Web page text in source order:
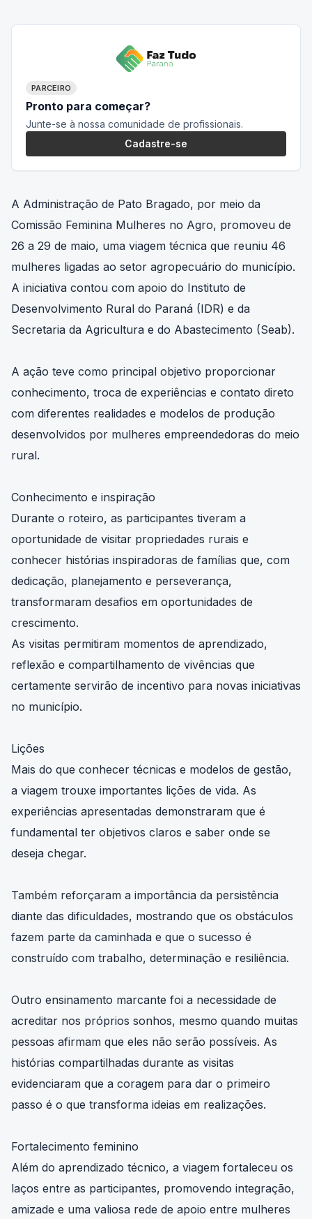
PARCEIRO
Pronto para começar?
Junte-se à nossa comunidade de profissionais.
Cadastre-se
A Administração de Pato Bragado, por meio da
Comissão Feminina Mulheres no Agro, promoveu de
26 a 29 de maio, uma viagem técnica que reuniu 46
mulheres ligadas ao setor agropecuário do município.
A iniciativa contou com apoio do Instituto de
Desenvolvimento Rural do Paraná (IDR) e da
Secretaria da Agricultura e do Abastecimento (Seab).
A ação teve como principal objetivo proporcionar
conhecimento, troca de experiências e contato direto
com diferentes realidades e modelos de produção
desenvolvidos por mulheres empreendedoras do meio
rural.
Conhecimento e inspiração
Durante o roteiro, as participantes tiveram a
oportunidade de visitar propriedades rurais e
conhecer histórias inspiradoras de famílias que, com
dedicação, planejamento e perseverança,
transformaram desafios em oportunidades de
crescimento.
As visitas permitiram momentos de aprendizado,
reflexão e compartilhamento de vivências que
certamente servirão de incentivo para novas iniciativas
no município.
Lições
Mais do que conhecer técnicas e modelos de gestão,
a viagem trouxe importantes lições de vida. As
experiências apresentadas demonstraram que é
fundamental ter objetivos claros e saber onde se
deseja chegar.
Também reforçaram a importância da persistência
diante das dificuldades, mostrando que os obstáculos
fazem parte da caminhada e que o sucesso é
construído com trabalho, determinação e resiliência.
Outro ensinamento marcante foi a necessidade de
acreditar nos próprios sonhos, mesmo quando muitas
pessoas afirmam que eles não serão possíveis. As
histórias compartilhadas durante as visitas
evidenciaram que a coragem para dar o primeiro
passo é o que transforma ideias em realizações.
Fortalecimento feminino
Além do aprendizado técnico, a viagem fortaleceu os
laços entre as participantes, promovendo integração,
amizade e uma valiosa rede de apoio entre mulheres